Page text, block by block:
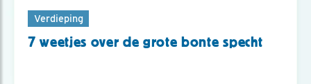
Verdieping
7 weetjes over de grote bonte specht